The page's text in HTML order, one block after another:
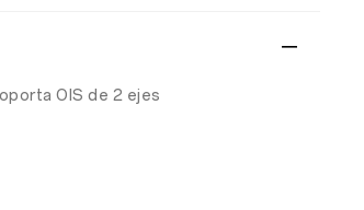
OIS de 2 ejes